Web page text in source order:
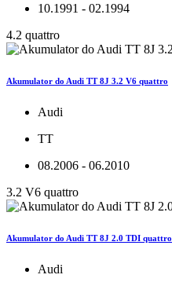
10.1991 - 02.1994
4.2 quattro
Akumulator do Audi TT 8J 3.2 V6 quattro
Audi
TT
08.2006 - 06.2010
3.2 V6 quattro
Akumulator do Audi TT 8J 2.0 TDI quattro
Audi